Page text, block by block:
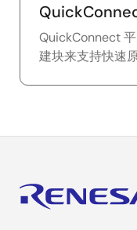
QuickConnect
建块来支持快速